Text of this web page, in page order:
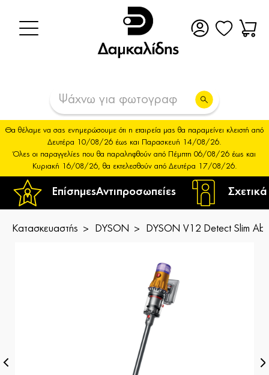
ΕπίσημεςΑντιπροσωπείες
Θα θέλαμε να σας ενημερώσουμε ότι η εταιρεία μας θα παραμείνει κλειστή από
Δευτέρα 10/08/26 έως και Παρασκευή 14/08/26.
Όλες οι παραγγελίες που θα παραληφθούν από Πέμπτη 06/08/26 έως και
Κυριακή 16/08/26, θα εκτελεσθούν από Δευτέρα 17/08/26.
Κατασκευαστής DYSON DYSON V12 Detect Slim